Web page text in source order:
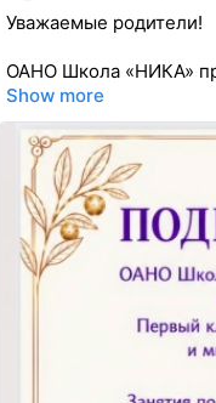
Уважаемые родители!
ОАНО Школа «НИКА»
Show more